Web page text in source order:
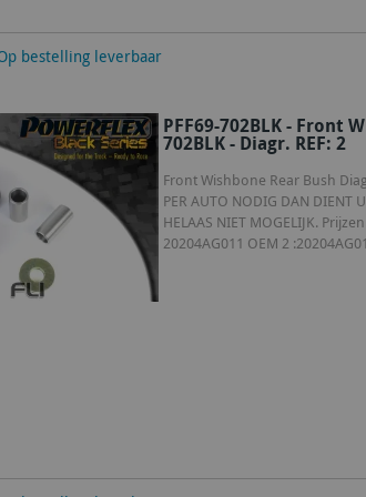
bestelling leverbaar
PFF69-702BLK - Front
702BLK - Diagr. REF: 2
Front Wishbone Rear Bush
PER AUTO NODIG DAN DIENT U
HELAAS NIET MOGELIJK.
20204AG011 OEM 2